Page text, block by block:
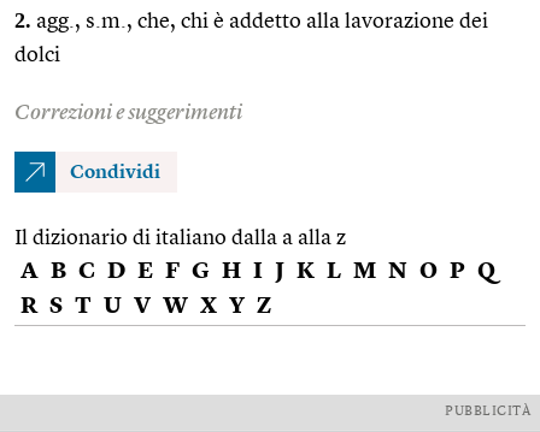
2. agg., s.m., che, chi è addetto alla lavorazione dei
dolci
Correzioni e suggerimenti
Condividi
Il dizionario di italiano dalla a alla z
A B C D E F G H I J K L M N O P Q
R S T U V W X Y Z
PUBBLICITÀ